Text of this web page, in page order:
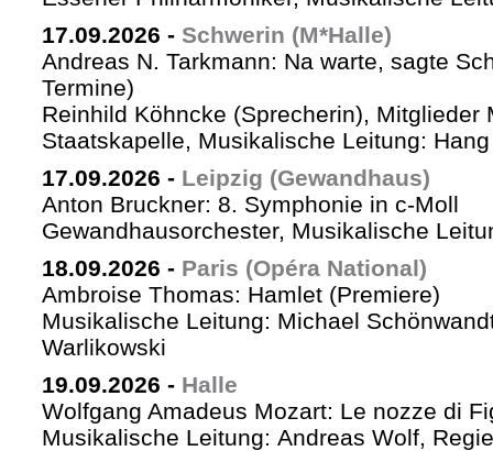
17.09.2026 - Schwerin (M*Halle)
Andreas N. Tarkmann: Na warte, sagte
Termine)
Reinhild Köhncke (Sprecherin), Mitglieder
Staatskapelle, Musikalische Leitung:
17.09.2026 - Leipzig (Gewandhaus)
Anton Bruckner: 8. Symphonie in c-Moll
Gewandhausorchester, Musikalische
18.09.2026 - Paris (Opéra National)
Ambroise Thomas: Hamlet (Premiere)
Musikalische Leitung: Michael
Warlikowski
19.09.2026 - Halle
Wolfgang Amadeus Mozart: Le nozze di
Musikalische Leitung: Andreas Wolf,